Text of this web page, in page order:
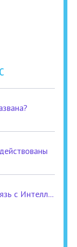
с Интелл...